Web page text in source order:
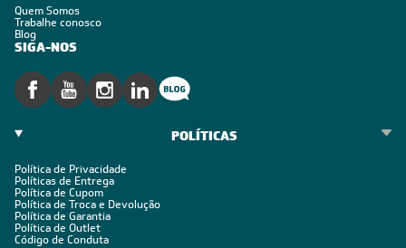
Quem Somos
Trabalhe conosco
Blog
SIGA-NOS
POLÍTICAS
Política de Privacidade
Políticas de Entrega
Política de Cupom
Política de Troca e Devolução
Política de Garantia
Política de Outlet
Código de Conduta